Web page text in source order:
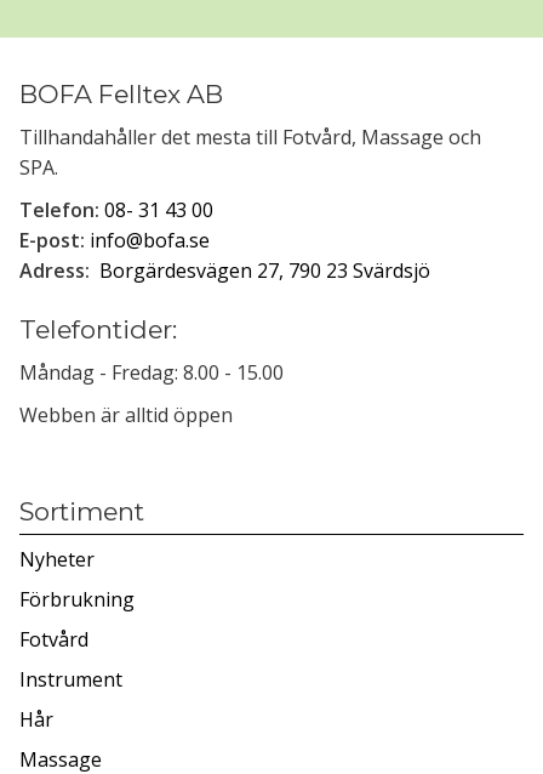
BOFA Felltex AB
Tillhandahåller det mesta till Fotvård, Massage och
SPA.
Telefon: 08- 31 43 00
E-post: info@bofa.se
Adress: Borgärdesvägen 27, 790 23 Svärdsjö
Telefontider:
Måndag - Fredag: 8.00 - 15.00
Webben är alltid öppen
Sortiment
Nyheter
Förbrukning
Fotvård
Instrument
Hår
Massage